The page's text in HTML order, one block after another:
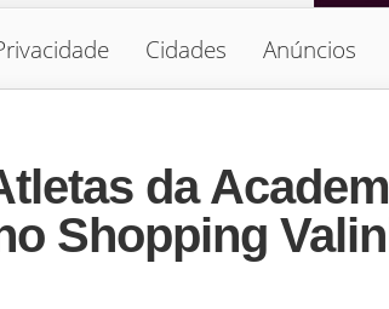
Cidades Anúncios
da
Shopping